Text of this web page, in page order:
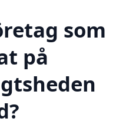
som
på